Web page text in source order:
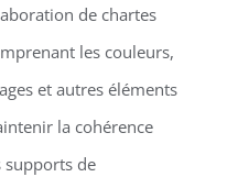
de chartes
les couleurs,
et autres éléments
la cohérence
supports de